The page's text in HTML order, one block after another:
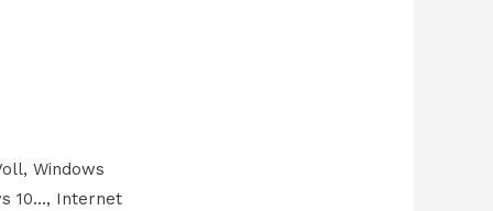
Windows
10…, Internet